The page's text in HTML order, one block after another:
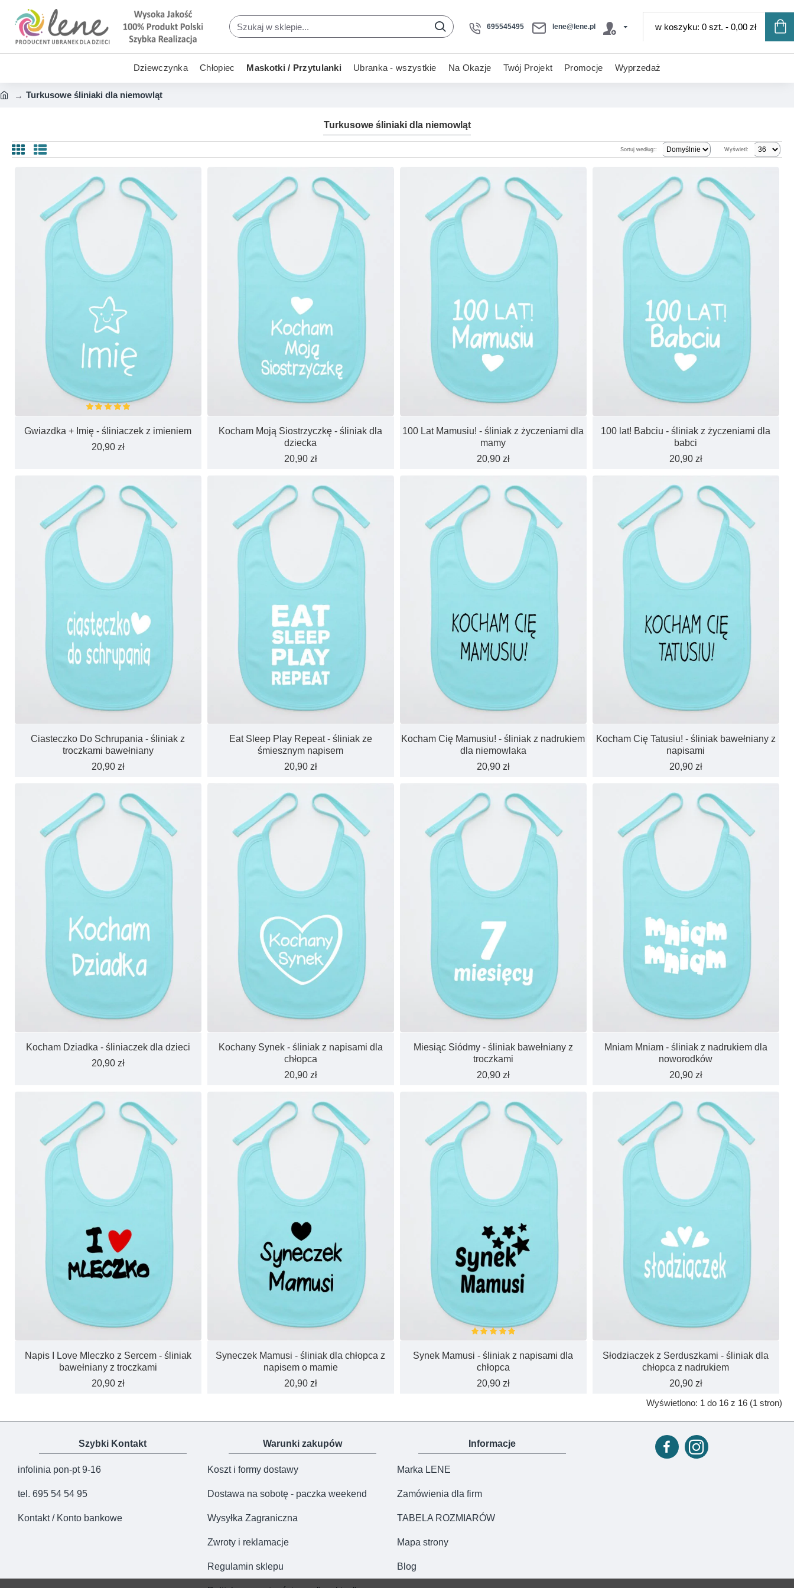
695545495 lene@lene.pl w koszyku: 0 szt. - 0,00 zł
Dziewczynka Chłopiec Maskotki / Przytulanki Ubranka - wszystkie Na Okazje Twój Projekt Promocje Wyprzedaż
Turkusowe śliniaki dla niemowląt
Turkusowe śliniaki dla niemowląt
Sortuj według:: Wyświetl:
Gwiazdka + Imię - śliniaczek z imieniem
20,90 zł
Kocham Moją Siostrzyczkę - śliniak dla
dziecka
20,90 zł
100 Lat Mamusiu! - śliniak z życzeniami dla
mamy
20,90 zł
100 lat! Babciu - śliniak z życzeniami dla
babci
20,90 zł
Ciasteczko Do Schrupania - śliniak z
troczkami bawełniany
20,90 zł
Eat Sleep Play Repeat - śliniak ze
śmiesznym napisem
20,90 zł
Kocham Cię Mamusiu! - śliniak z nadrukiem
dla niemowlaka
20,90 zł
Kocham Cię Tatusiu! - śliniak bawełniany z
napisami
20,90 zł
Kocham Dziadka - śliniaczek dla dzieci
20,90 zł
Kochany Synek - śliniak z napisami dla
chłopca
20,90 zł
Miesiąc Siódmy - śliniak bawełniany z
troczkami
20,90 zł
Mniam Mniam - śliniak z nadrukiem dla
noworodków
20,90 zł
Napis I Love Mleczko z Sercem - śliniak
bawełniany z troczkami
20,90 zł
Syneczek Mamusi - śliniak dla chłopca z
napisem o mamie
20,90 zł
Synek Mamusi - śliniak z napisami dla
chłopca
20,90 zł
Słodziaczek z Serduszkami - śliniak dla
chłopca z nadrukiem
20,90 zł
Wyświetlono: 1 do 16 z 16 (1 stron)
Szybki Kontakt
infolinia pon-pt 9-16
tel. 695 54 54 95
Kontakt / Konto bankowe
Warunki zakupów
Koszt i formy dostawy
Dostawa na sobotę - paczka weekend
Wysyłka Zagraniczna
Zwroty i reklamacje
Regulamin sklepu
Informacje
Marka LENE
Zamówienia dla firm
TABELA ROZMIARÓW
Mapa strony
Blog